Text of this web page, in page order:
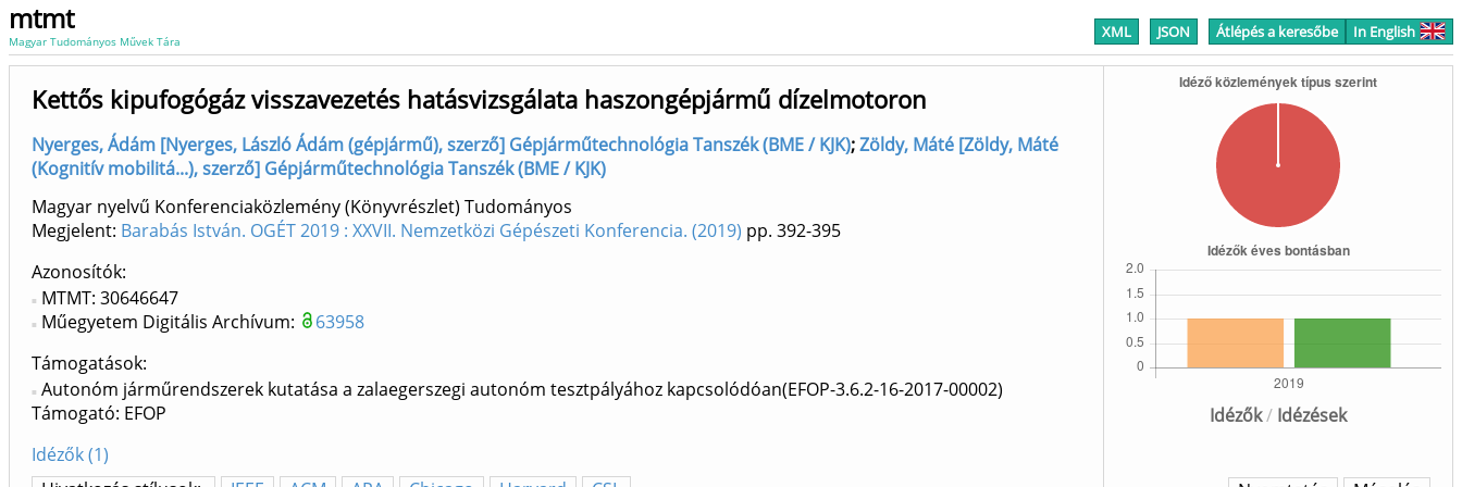
mtmt
Magyar Tudományos Művek Tára XML JSON Átlépés a keresőbe In English
Idézők/ Idézések
Kettős kipufogógáz visszavezetés hatásvizsgálata haszongépjármű dízelmotoron
Nyerges, Ádám [Nyerges, László Ádám (gépjármű), szerző] Gépjárműtechnológia Tanszék (BME / KJK);Zöldy, Máté [Zöldy, Máté
(Kognitív mobilitá...), szerző] Gépjárműtechnológia Tanszék (BME / KJK)
Magyar nyelvű Konferenciaközlemény (Könyvrészlet) Tudományos
Megjelent: Barabás István. OGÉT 2019 : XXVII. Nemzetközi Gépészeti Konferencia. (2019) pp. 392-395
Azonosítók
MTMT: 30646647
Műegyetem Digitális Archívum:
63958
Támogatások:
Autonóm járműrendszerek kutatása a zalaegerszegi autonóm tesztpályához kapcsolódóan(EFOP-3.6.2-16-2017-00002)
Támogató: EFOP
Idézők (1)